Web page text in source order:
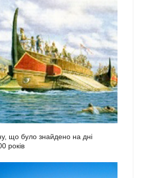
що було знайдено на дні
років